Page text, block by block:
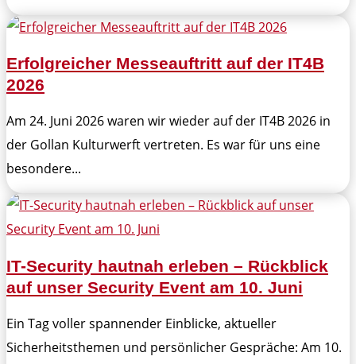
Erfolgreicher Messeauftritt auf der IT4B
2026
Am 24. Juni 2026 waren wir wieder auf der IT4B 2026 in
der Gollan Kulturwerft vertreten. Es war für uns eine
besondere...
IT-Security hautnah erleben – Rückblick
auf unser Security Event am 10. Juni
Ein Tag voller spannender Einblicke, aktueller
Sicherheitsthemen und persönlicher Gespräche: Am 10.